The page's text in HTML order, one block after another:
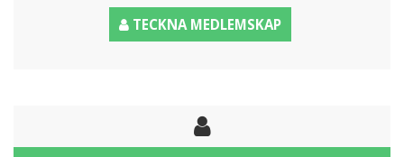
TECKNA MEDLEMSKAP